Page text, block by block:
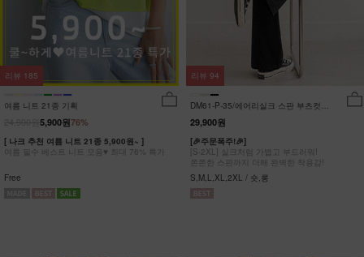
여름 니트 21종 기획
76%
5,900원
[ 나크 추천 여름 니트 21종 5,900원~ ]
여름 필수 베스트 니트 모음♥ 최대 76% 특가
Free
리뷰 185
DM61-P-35/에어리실크 스판 부츠컷팬
29,900원
[🎉주문폭주!🎉]
[S-2XL] 실크처럼 가볍고 부드러워!
쫀쫀한 스판까지 더해 완벽한 착용감!
S,M,L,XL,2XL / 숏,롱
리뷰 94